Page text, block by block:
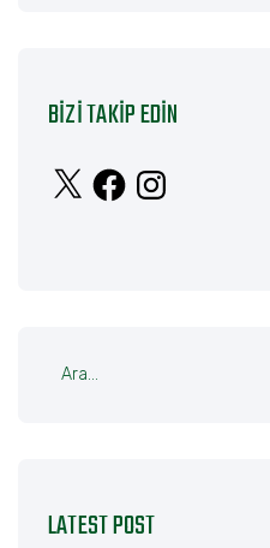
BIZI TAKIP EDIN
X FacebookInstagram
LATEST POST